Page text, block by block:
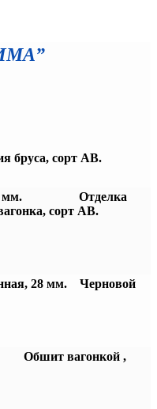
мм.
бруса, сорт АВ.
х 100 мм. Отделка
сорт АВ.
28 мм. Черновой
Обшит вагонкой ,